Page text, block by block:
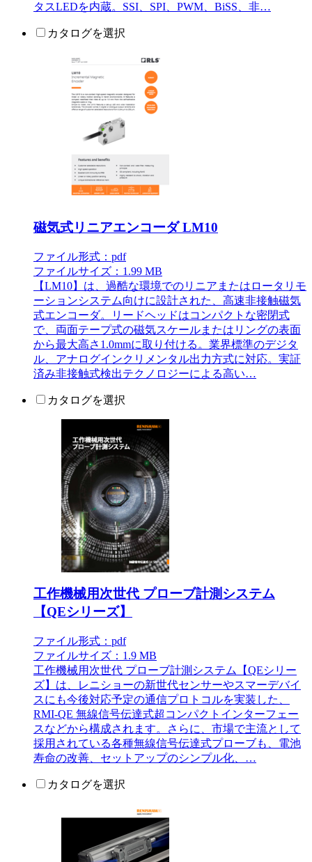
タスLEDを内蔵。SSI、SPI、PWM、BiSS、非…
カタログを選択
磁気式リニアエンコーダ LM10
ファイル形式：pdf
ファイルサイズ：1.99 MB
【LM10】は、過酷な環境でのリニアまたはロータリモ
ーションシステム向けに設計された、高速非接触磁気
式エンコーダ。リードヘッドはコンパクトな密閉式
で、両面テープ式の磁気スケールまたはリングの表面
から最大高さ1.0mmに取り付ける。業界標準のデジタ
ル、アナログインクリメンタル出力方式に対応。実証
済み非接触式検出テクノロジーによる高い…
カタログを選択
工作機械用次世代 プローブ計測システム
【QEシリーズ】
ファイル形式：pdf
ファイルサイズ：1.9 MB
工作機械用次世代 プローブ計測システム【QEシリー
ズ】は、レニショーの新世代センサーやスマーデバイ
スにも今後対応予定の通信プロトコルを実装した、
RMI-QE 無線信号伝達式超コンパクトインターフェー
スなどから構成されます。さらに、市場で主流として
採用されている各種無線信号伝達式プローブも、電池
寿命の改善、セットアップのシンプル化、…
カタログを選択